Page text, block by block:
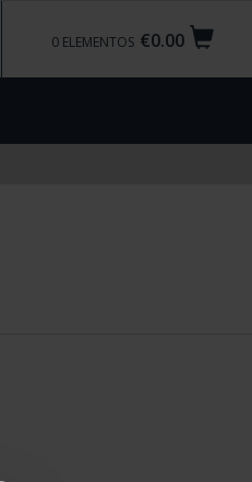
€0.00
0 ELEMENTOS